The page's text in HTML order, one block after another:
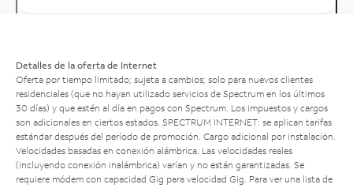
Detalles de la oferta de Internet
Oferta por tiempo limitado; sujeta a cambios; solo para nuevos clientes
residenciales (que no hayan utilizado servicios de Spectrum en los últimos
30 días) y que estén al día en pagos con Spectrum. Los impuestos y cargos
son adicionales en ciertos estados. SPECTRUM INTERNET: se aplican tarifas
estándar después del período de promoción. Cargo adicional por instalación.
Velocidades basadas en conexión alámbrica. Las velocidades reales
(incluyendo conexión inalámbrica) varían y no están garantizadas. Se
requiere módem con capacidad Gig para velocidad Gig. Para ver una lista de